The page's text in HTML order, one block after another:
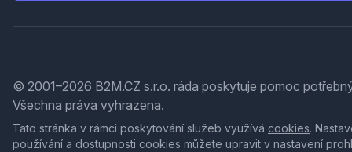
© 2001–2026 B2M.CZ s.r.o. ráda poskytuje pomoc
Všechna práva vyhrazena.
Tato stránka v rámci poskytování služeb využívá cookies.
používání a dostupnosti cookies můžete upravit v nastavení